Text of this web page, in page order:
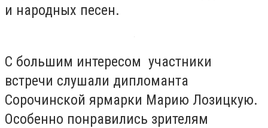
и народных песен.
С большим интересом участники
встречи слушали дипломанта
Сорочинской ярмарки Марию Лозицкую.
Особенно понравились зрителям